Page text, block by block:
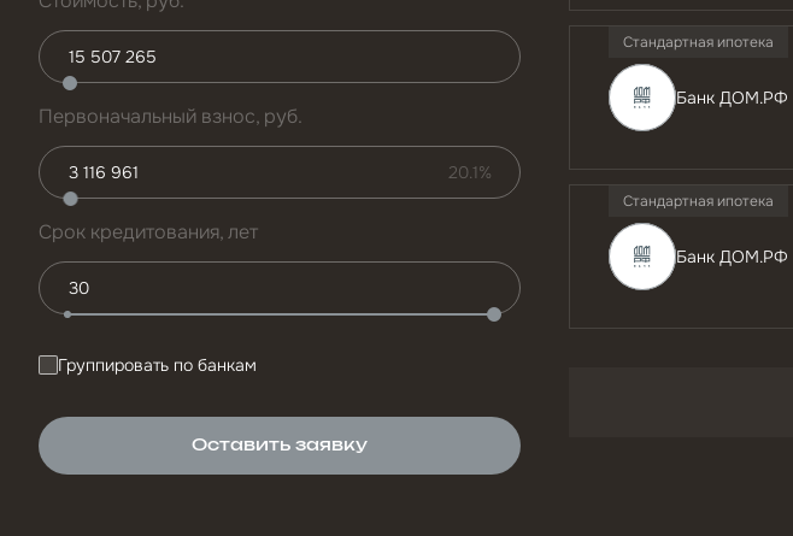
Первоначальный взнос, руб.
20.1%
Срок кредитования, лет
Группировать по банкам
Оставить заявку
Банк ДОМ.РФ
Стандартная ипотека
Банк ДОМ.РФ
Стандартная ипотека